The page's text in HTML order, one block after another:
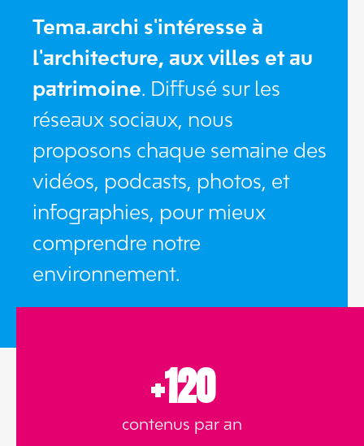
Tema.archi s'intéresse à
l'architecture, aux villes et au
patrimoine. Diffusé sur les
réseaux sociaux, nous
proposons chaque semaine des
vidéos, podcasts, photos, et
infographies, pour mieux
comprendre notre
environnement.
+120
contenus par an